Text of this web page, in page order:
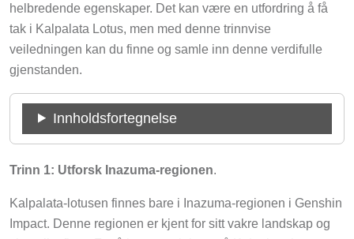
helbredende egenskaper. Det kan være en utfordring å få
tak i Kalpalata Lotus, men med denne trinnvise
veiledningen kan du finne og samle inn denne verdifulle
gjenstanden.
Innholdsfortegnelse
Trinn 1: Utforsk Inazuma-regionen.
Kalpalata-lotusen finnes bare i Inazuma-regionen i Genshin
Impact. Denne regionen er kjent for sitt vakre landskap og